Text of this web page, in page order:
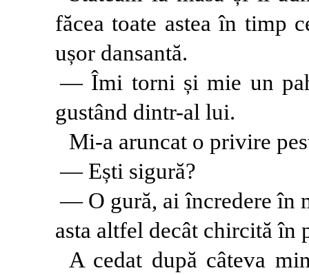
făcea toate astea în timp
ușor dansantă.
— Îmi torni și mie un
gustând dintr-al lui.
Mi-a aruncat o privire
— Ești sigură?
— O gură, ai încredere în
asta altfel decât chircită în
A cedat după câteva